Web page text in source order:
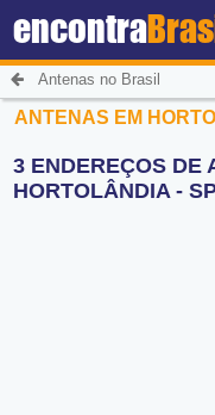
encontra
Antenas no Brasil
ANTENAS EM
3 ENDEREÇOS DE
HORTOLÂNDIA -